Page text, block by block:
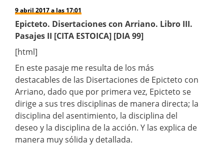
9 abril 2017 a las 17:01
Epicteto. Disertaciones con Arriano. Libro III.
Pasajes II [CITA ESTOICA] [DIA 99]
[html]
En este pasaje me resulta de los más
destacables de las Disertaciones de Epicteto con
Arriano, dado que por primera vez, Epicteto se
dirige a sus tres disciplinas de manera directa; la
disciplina del asentimiento, la disciplina del
deseo y la disciplina de la acción. Y las explica de
manera muy sólida y detallada.